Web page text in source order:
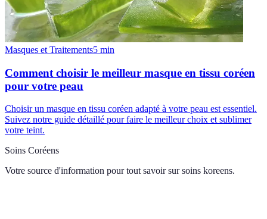
Masques et Traitements5 min
Comment choisir le meilleur masque en tissu coréen
pour votre peau
Choisir un masque en tissu coréen adapté à votre peau est essentiel.
Suivez notre guide détaillé pour faire le meilleur choix et sublimer
votre teint.
Soins Coréens
Votre source d'information pour tout savoir sur soins koreens.